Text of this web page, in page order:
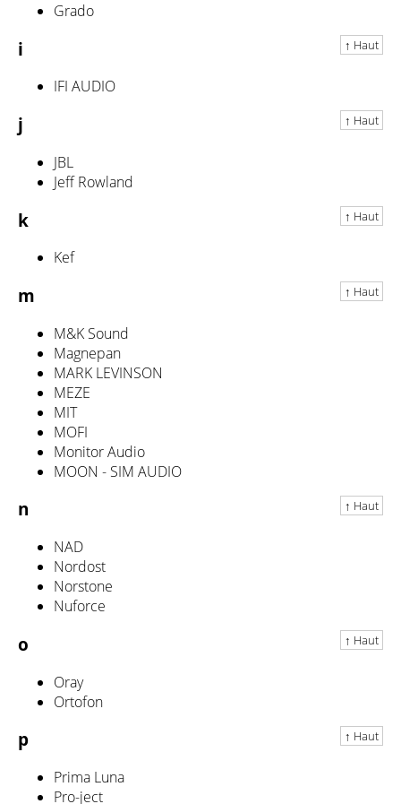
Grado
↑ Haut
i
IFI AUDIO
↑ Haut
j
JBL
Jeff Rowland
↑ Haut
k
Kef
↑ Haut
m
M&K Sound
Magnepan
MARK LEVINSON
MEZE
MIT
MOFI
Monitor Audio
MOON - SIM AUDIO
↑ Haut
n
NAD
Nordost
Norstone
Nuforce
↑ Haut
o
Oray
Ortofon
↑ Haut
p
Prima Luna
Pro-ject